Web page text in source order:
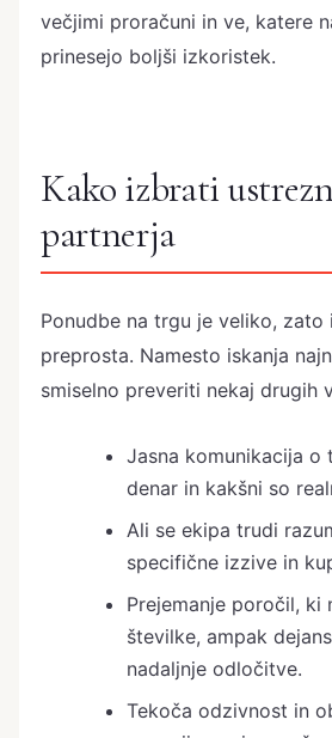
večjimi proračuni in ve, katere
prinesejo boljši izkoristek.
Kako izbrati
partnerja
Ponudbe na trgu je veliko, zato
preprosta. Namesto iskanja
smiselno preveriti nekaj drugih
Jasna komunikacija o
denar in kakšni so
Ali se ekipa trudi
specifične izzive in
Prejemanje poročil, ki
številke, ampak
nadaljnje odločitve.
Tekoča odzivnost in